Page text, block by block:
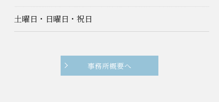
土曜日・日曜日・祝日
事務所概要へ